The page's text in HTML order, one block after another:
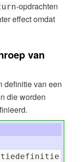
-opdrachten
effect omdat
van
definitie van een
die worden